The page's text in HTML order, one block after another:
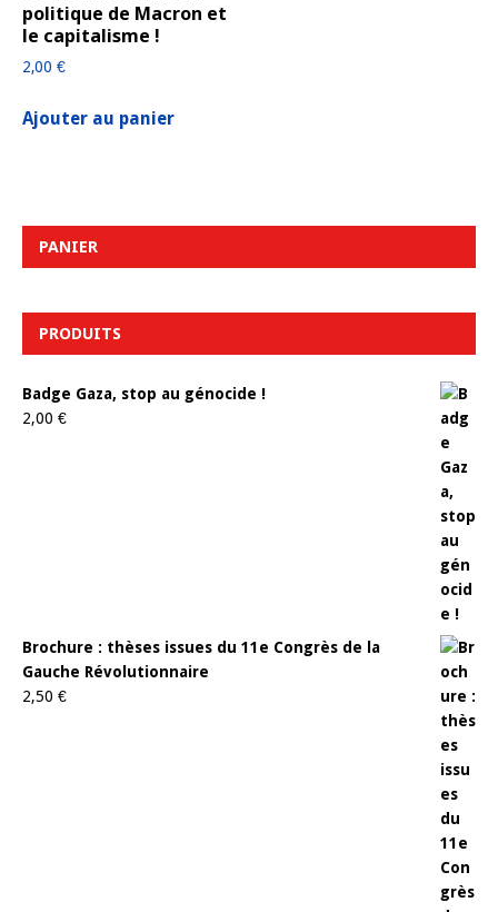
politique de Macron et
le capitalisme !
2,00 €
Ajouter au panier
PANIER
PRODUITS
Badge Gaza, stop au génocide !
2,00 €
Brochure : thèses issues du 11e Congrès de la
Gauche Révolutionnaire
2,50 €